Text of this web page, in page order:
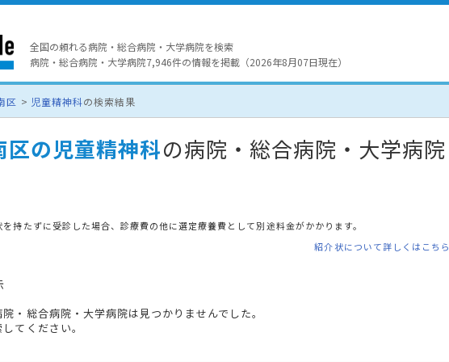
全国の頼れる病院・総合病院・大学病院を検索
病院・総合病院・大学病院7,946件の情報を掲載（2026年8月07日現在）
区 児童精神科の検索結果
区の児童精神科の病院・総合病院・大学病院
を持たずに受診した場合、診療費の他に選定療養費として別途料金がかかります。
紹介状について詳しくはこちら
・総合病院・大学病院は見つかりませんでした。
てください。